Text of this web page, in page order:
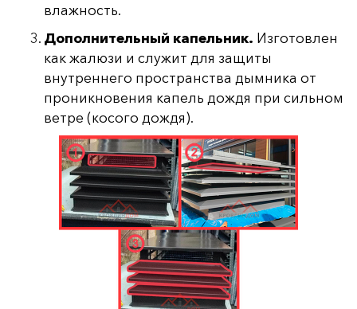
влажность.
Дополнительный капельник. Изготовлен
как жалюзи и служит для защиты
внутреннего пространства дымника от
проникновения капель дождя при сильном
ветре (косого дождя).